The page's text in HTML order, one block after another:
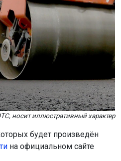
носит иллюстративный характер
будет произведён
на официальном сайте
заасфальтируют четыре
Седова и проезд от
районе обновят
и Тогучинскую. В
ремонт улиц